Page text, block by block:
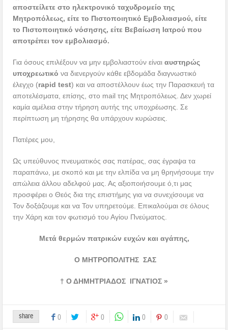
αποστείλετε στο ηλεκτρονικό ταχυδρομείο της
Μητροπόλεως, είτε το Πιστοποιητικό Εμβολιασμού, είτε
το Πιστοποιητικό νόσησης, είτε Βεβαίωση Ιατρού που
αποτρέπει τον εμβολιασμό.
Για όσους επιλέξουν να μην εμβολιαστούν είναιαυστηρώς
υποχρεωτικόνα διενεργούν κάθε εβδομάδα διαγνωστικό
έλεγχο (rapid test) και να αποστέλλουν έως την Παρασκευή τα
αποτελέσματα, επίσης, στο mail της Μητροπόλεως. Δεν χωρεί
καμία αμέλεια στην τήρηση αυτής της υποχρέωσης. Σε
περίπτωση μη τήρησης θα υπάρχουν κυρώσεις.
Πατέρες μου,
Ως υπεύθυνος πνευματικός σας πατέρας, σας έγραψα τα
παραπάνω, με σκοπό και με την ελπίδα να μη θρηνήσουμε την
απώλεια άλλου αδελφού μας. Ας αξιοποιήσουμε ό,τι μας
προσφέρει ο Θεός δια της επιστήμης για να συνεχίσουμε να
Τον δοξάζουμε και να Τον υπηρετούμε. Επικαλούμαι σε όλους
την Χάρη και τον φωτισμό του Αγίου Πνεύματος.
Μετά θερμών πατρικών ευχών και αγάπης,
Ο ΜΗΤΡΟΠΟΛΙΤΗΣ ΣΑΣ
† Ο ΔΗΜΗΤΡΙΑΔΟΣ ΙΓΝΑΤΙΟΣ »
share 0 0 0 0